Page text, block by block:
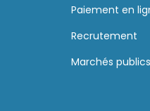
Paiement en
Recrutement
Marchés